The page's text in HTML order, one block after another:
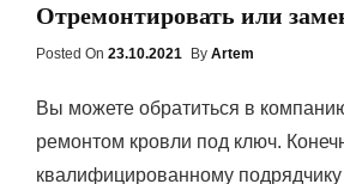
Отремонтировать или
Posted On Posted
23.10.2021 By Artem
Вы можете обратиться в
ремонтом кровли под ключ.
квалифицированному подрядчику